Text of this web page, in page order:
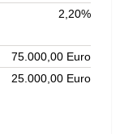
2,20%
75.000,00 Euro
25.000,00 Euro